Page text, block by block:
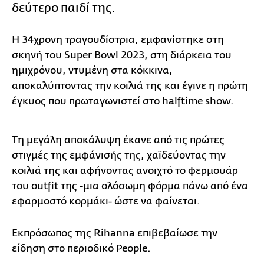
δεύτερο παιδί της.
Η 34χρονη τραγουδίστρια, εμφανίστηκε στη
σκηνή του Super Bowl 2023, στη διάρκεια του
ημιχρόνου, ντυμένη στα κόκκινα,
αποκαλύπτοντας την κοιλιά της και έγινε η πρώτη
έγκυος που πρωταγωνιστεί στο halftime show.
Τη μεγάλη αποκάλυψη έκανε από τις πρώτες
στιγμές της εμφάνισής της, χαϊδεύοντας την
κοιλιά της και αφήνοντας ανοιχτό το φερμουάρ
του outfit της -μια ολόσωμη φόρμα πάνω από ένα
εφαρμοστό κορμάκι- ώστε να φαίνεται.
Εκπρόσωπος της Rihanna επιβεβαίωσε την
είδηση στο περιοδικό People.